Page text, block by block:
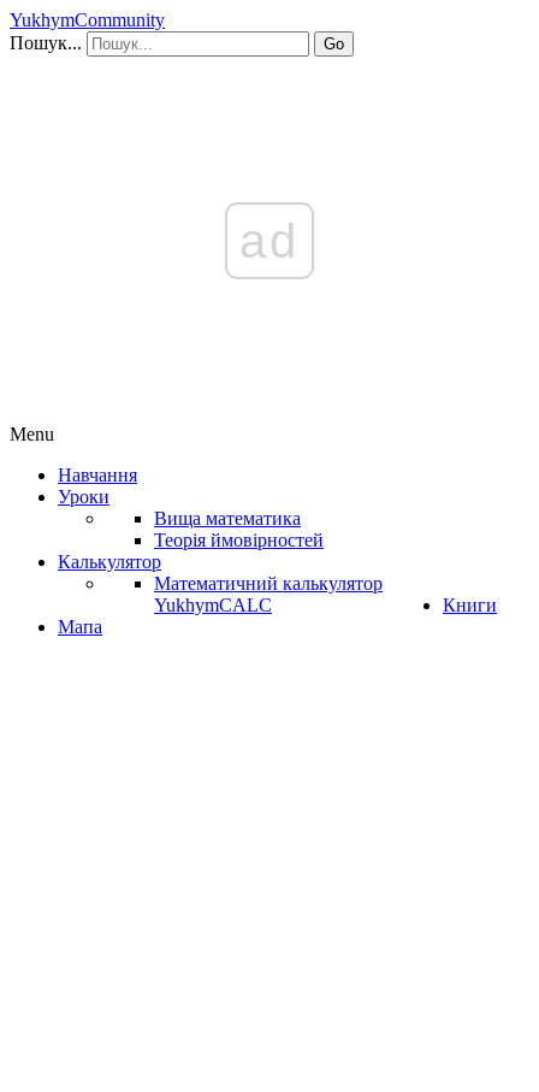
YukhymCommunity
Пошук...
Go
ad
Menu
Навчання
Уроки
Вища математика
Теорія ймовірностей
Калькулятор
Математичний калькулятор
YukhymCALC
Книги
Мапа